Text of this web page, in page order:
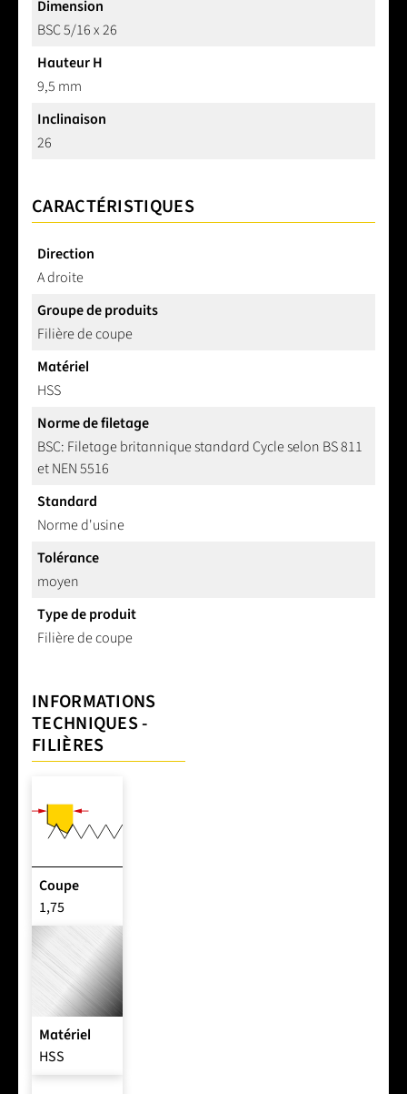
Dimension
BSC 5/16 x 26
Hauteur H
9,5 mm
Inclinaison
26
CARACTÉRISTIQUES
Direction
A droite
Groupe de produits
Filière de coupe
Matériel
HSS
Norme de filetage
BSC: Filetage britannique standard Cycle selon BS 811
et NEN 5516
Standard
Norme d'usine
Tolérance
moyen
Type de produit
Filière de coupe
INFORMATIONS
TECHNIQUES -
FILIÈRES
Coupe
1,75
Matériel
HSS